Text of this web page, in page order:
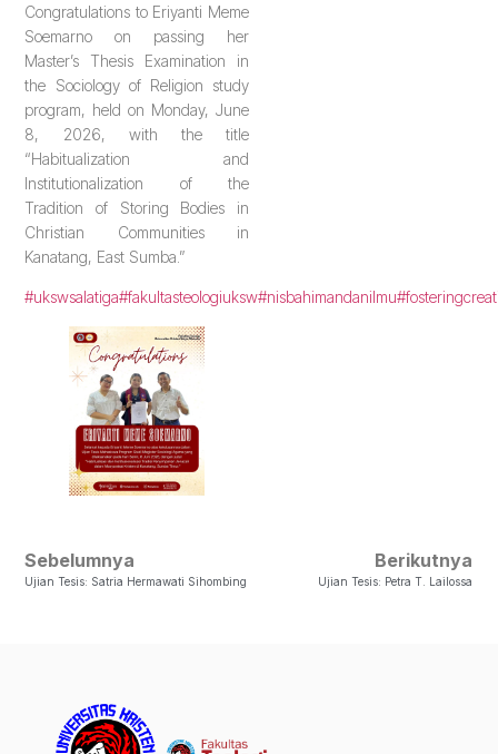
Congratulations to Eriyanti Meme
Soemarno on passing her
Master’s Thesis Examination in
the Sociology of Religion study
program, held on Monday, June
8, 2026, with the title
“Habitualization and
Institutionalization of the
Tradition of Storing Bodies in
Christian Communities in
Kanatang, East Sumba.”
#ukswsalatiga#fakultasteologiuksw#nisbahimandanilmu
Sebelumnya
Ujian Tesis: Satria Hermawati Sihombing
Berikutnya
Ujian Tesis: Petra T. Lailossa